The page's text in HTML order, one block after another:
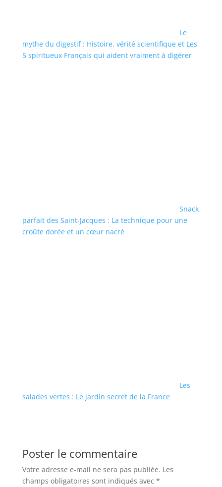
Le
mythe du digestif : Histoire, vérité scientifique et Les
5 spiritueux Français qui aident vraiment à digérer
Snack
parfait des Saint-Jacques : La technique pour une
croûte dorée et un cœur nacré
Les
salades vertes : Le jardin secret de la France
Poster le commentaire
Votre adresse e-mail ne sera pas publiée. Les
champs obligatoires sont indiqués avec *